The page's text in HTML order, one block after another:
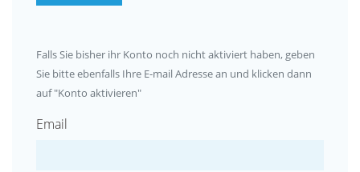
Falls Sie bisher ihr Konto noch nicht aktiviert haben, geben
Sie bitte ebenfalls Ihre E-mail Adresse an und klicken dann
auf "Konto aktivieren"
Email